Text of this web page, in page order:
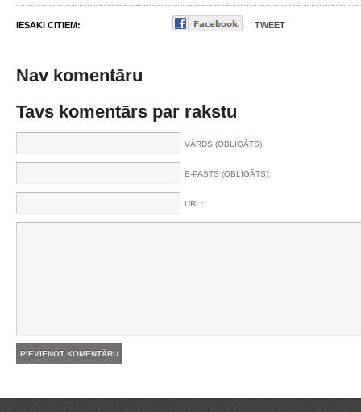
IESAKI CITIEM: TWEET
Nav komentāru
Tavs komentārs par rakstu
VĀRDS (OBLIGĀTS):
E-PASTS (OBLIGĀTS):
URL: